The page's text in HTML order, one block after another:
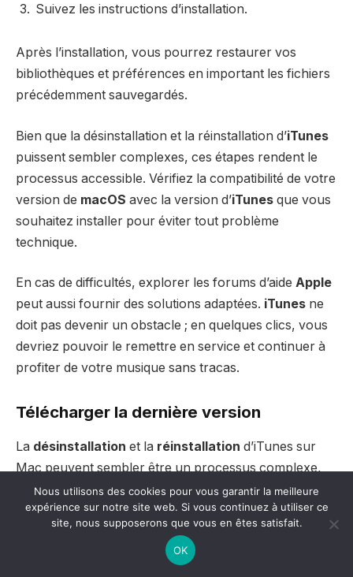
Suivez les instructions d’installation.
Après l’installation, vous pourrez restaurer vos
bibliothèques et préférences en important les fichiers
précédemment sauvegardés.
Bien que la désinstallation et la réinstallation d’iTunes
puissent sembler complexes, ces étapes rendent le
processus accessible. Vérifiez la compatibilité de votre
version de macOS avec la version d’iTunes que vous
souhaitez installer pour éviter tout problème
technique.
En cas de difficultés, explorer les forums d’aide Apple
peut aussi fournir des solutions adaptées. iTunes ne
doit pas devenir un obstacle ; en quelques clics, vous
devriez pouvoir le remettre en service et continuer à
profiter de votre musique sans tracas.
Télécharger la dernière version
La désinstallation et la réinstallation d’iTunes sur
Mac peuvent sembler être un processus complexe,
mais avec les bonnes étapes, cela devient un jeu
d’enfant. Voici comment procéder efficacement.
Tout d’abord, il est important de comprendre que pour
Nous utilisons des cookies pour vous garantir la meilleure
expérience sur notre site web. Si vous continuez à utiliser ce
site, nous supposerons que vous en êtes satisfait.
OK